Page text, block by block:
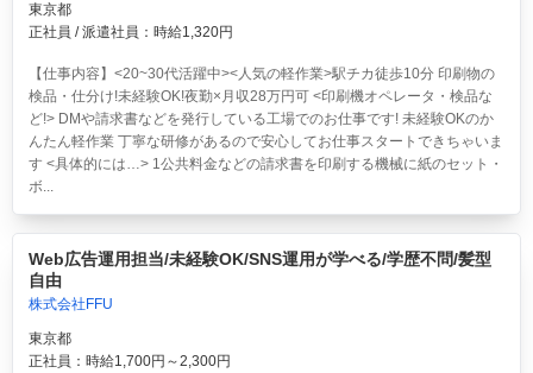
東京都
正社員 / 派遣社員：時給1,320円
【仕事内容】<20~30代活躍中><人気の軽作業>駅チカ徒歩10分 印刷物の
検品・仕分け!未経験OK!夜勤×月収28万円可 <印刷機オペレータ・検品な
ど!> DMや請求書などを発行している工場でのお仕事です! 未経験OKのか
んたん軽作業 丁寧な研修があるので安心してお仕事スタートできちゃいま
す <具体的には…> 1公共料金などの請求書を印刷する機械に紙のセット・
ボ...
Web広告運用担当/未経験OK/SNS運用が学べる/学歴不問/髪型
自由
株式会社FFU
東京都
正社員：時給1,700円～2,300円